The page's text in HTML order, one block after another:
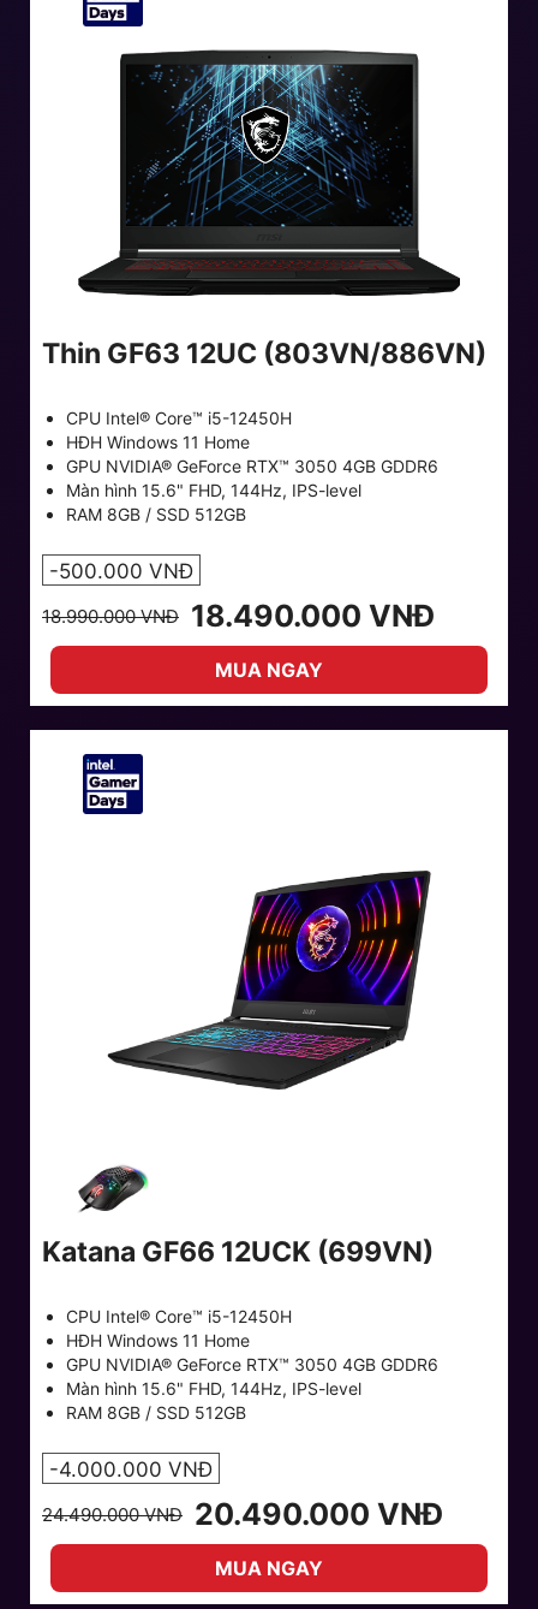
Thin GF63 12UC (803VN/886VN)
CPU Intel® Core™ i5-12450H
HĐH Windows 11 Home
GPU NVIDIA® GeForce RTX™ 3050 4GB GDDR6
Màn hình 15.6" FHD, 144Hz, IPS-level
RAM 8GB / SSD 512GB
-500.000 VNĐ
18.990.000 VNĐ 18.490.000 VNĐ
MUA NGAY
Katana GF66 12UCK (699VN)
CPU Intel® Core™ i5-12450H
HĐH Windows 11 Home
GPU NVIDIA® GeForce RTX™ 3050 4GB GDDR6
Màn hình 15.6" FHD, 144Hz, IPS-level
RAM 8GB / SSD 512GB
-4.000.000 VNĐ
24.490.000 VNĐ 20.490.000 VNĐ
MUA NGAY